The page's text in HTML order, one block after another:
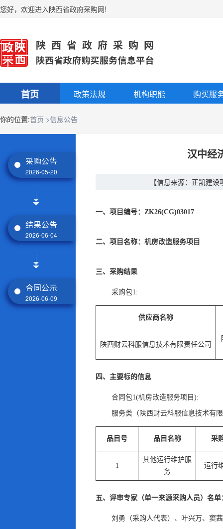
您好， 欢迎进入陕西省政府采购网!
首页 政策法规 机构职能 购买服
你的位置:首页 >信息公告
采购公告
2026-05-20
结果公告
2026-06-04
合同公示
2026-06-09
汉中经
【信息来源：正凯建
一、项目编号：ZK26(CG)03017
二、项目名称：机房改造服务项目
三、采购结果
采购包1:
供应商名称
陕西财云科服信息技术有限责任公司
四、主要标的信息
合同包1(机房改造服务项目):
服务类（陕西财云科服信息技术有
品目号 品目名称 采
1
其他运行维护服
务
运行
五、评审专家（单一来源采购人员）名单
刘勇（采购人代表） 、 叶兴万 、 窦茜